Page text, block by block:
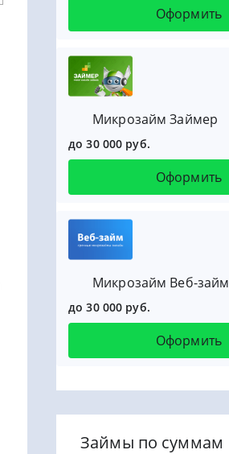
Оформить
Микрозайм Займер
до 30 000 руб.
Оформить
Микрозайм Веб-займ
до 30 000 руб.
Оформить
Займы по суммам